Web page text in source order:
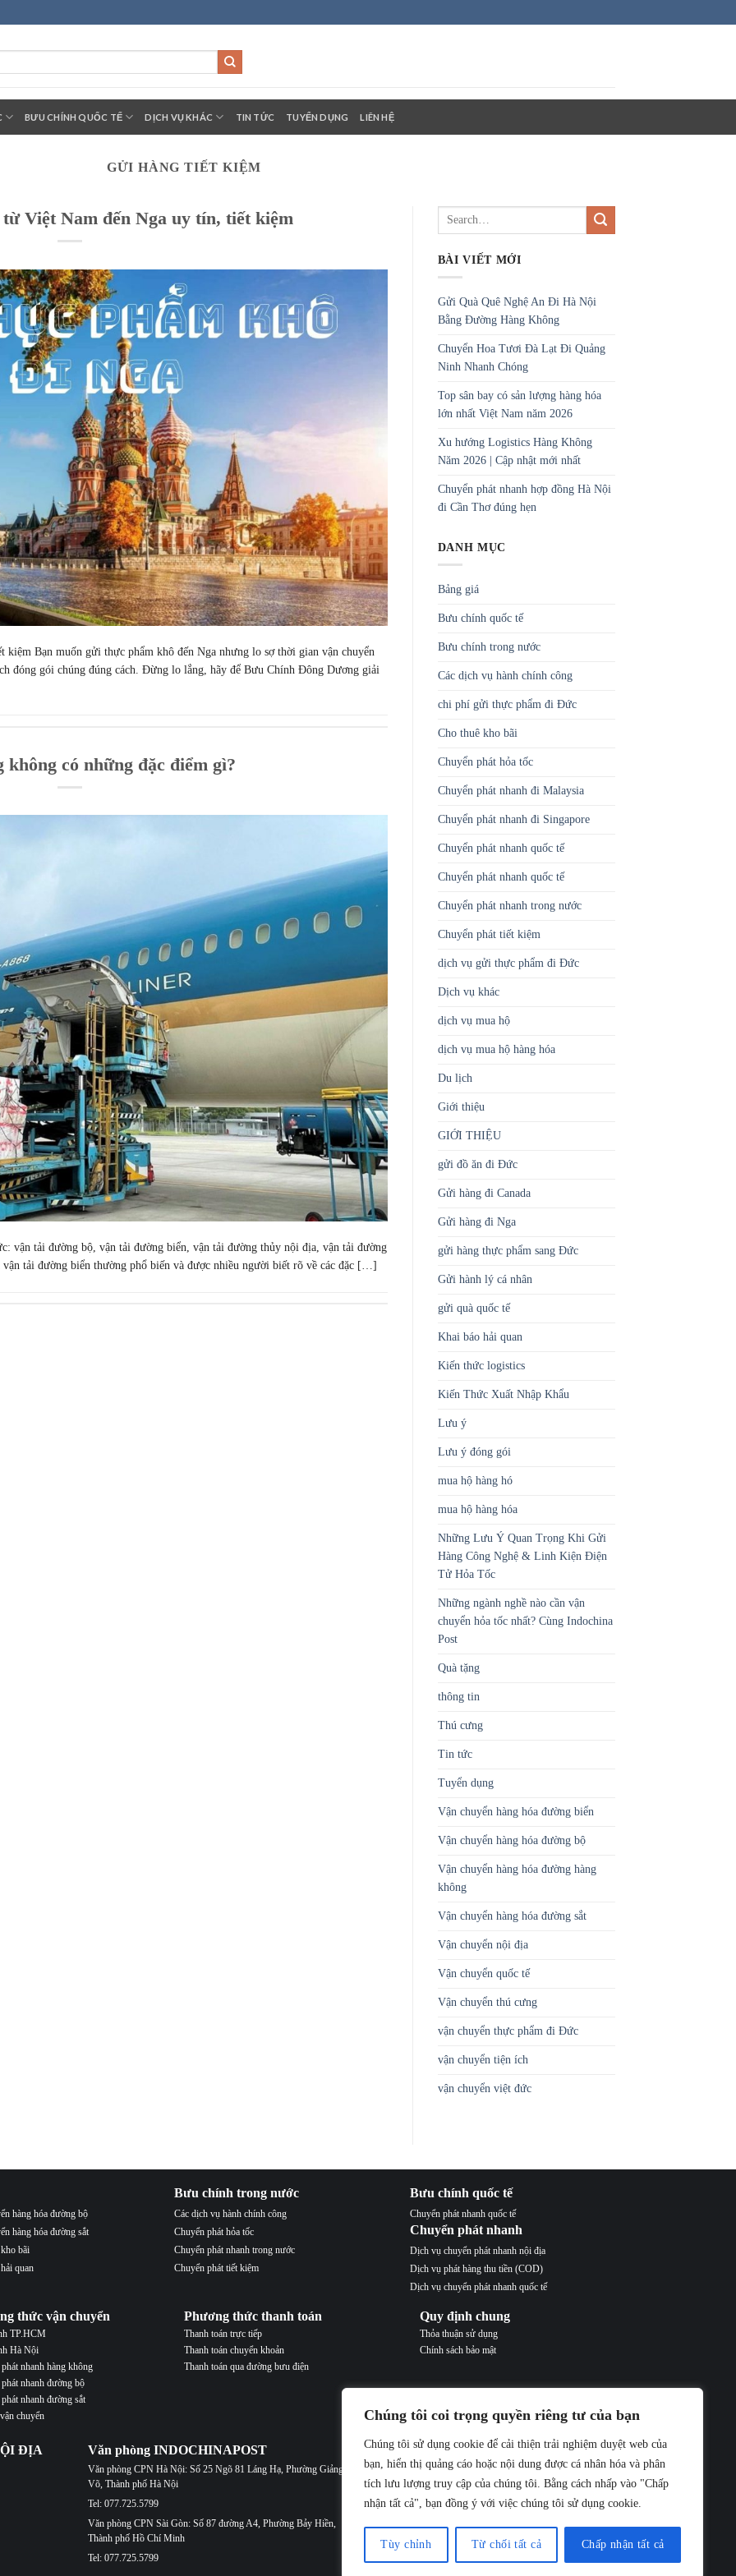
Chúng tôi coi trọng quyền riêng tư của bạn
Chúng tôi sử dụng cookie để cải thiện trải nghiệm duyệt web của
bạn, hiển thị quảng cáo hoặc nội dung được cá nhân hóa và phân
tích lưu lượng truy cập của chúng tôi. Bằng cách nhấp vào "Chấp
nhận tất cả", bạn đồng ý với việc chúng tôi sử dụng cookie.
Tùy chỉnh Từ chối tất cả Chấp nhận tất cả
BƯU CHÍNH QUỐC TẾ DỊCH VỤ KHÁC TIN TỨC TUYỂN DỤNG LIÊN HỆ
GỬI HÀNG TIẾT KIỆM
Việt Nam đến Nga uy tín, tiết kiệm
Bạn muốn gửi thực phẩm khô đến Nga nhưng lo sợ thời gian vận chuyển
đóng gói chúng đúng cách. Đừng lo lắng, hãy để Bưu Chính Đông Dương giải
không có những đặc điểm gì?
vận tải đường bộ, vận tải đường biển, vận tải đường thủy nội địa, vận tải đường
tải đường biển thường phổ biến và được nhiều người biết rõ về các đặc […]
BÀI VIẾT MỚI
Gửi Quà Quê Nghệ An Đi Hà Nội
Bằng Đường Hàng Không
Chuyển Hoa Tươi Đà Lạt Đi Quảng
Ninh Nhanh Chóng
Top sân bay có sản lượng hàng hóa
lớn nhất Việt Nam năm 2026
Xu hướng Logistics Hàng Không
Năm 2026 | Cập nhật mới nhất
Chuyển phát nhanh hợp đồng Hà Nội
đi Cần Thơ đúng hẹn
DANH MỤC
Bảng giá
Bưu chính quốc tế
Bưu chính trong nước
Các dịch vụ hành chính công
chi phí gửi thực phẩm đi Đức
Cho thuê kho bãi
Chuyển phát hỏa tốc
Chuyển phát nhanh đi Malaysia
Chuyển phát nhanh đi Singapore
Chuyển phát nhanh quốc tế
Chuyển phát nhanh quốc tế
Chuyển phát nhanh trong nước
Chuyển phát tiết kiệm
dịch vụ gửi thực phẩm đi Đức
Dịch vụ khác
dịch vụ mua hộ
dịch vụ mua hộ hàng hóa
Du lịch
Giới thiệu
GIỚI THIỆU
gửi đồ ăn đi Đức
Gửi hàng đi Canada
Gửi hàng đi Nga
gửi hàng thực phẩm sang Đức
Gửi hành lý cá nhân
gửi quà quốc tế
Khai báo hải quan
Kiến thức logistics
Kiến Thức Xuất Nhập Khẩu
Lưu ý
Lưu ý đóng gói
mua hộ hàng hó
mua hộ hàng hóa
Những Lưu Ý Quan Trọng Khi Gửi
Hàng Công Nghệ & Linh Kiện Điện
Tử Hỏa Tốc
Những ngành nghề nào cần vận
chuyển hỏa tốc nhất? Cùng Indochina
Post
Quà tặng
thông tin
Thú cưng
Tin tức
Tuyển dụng
Vận chuyển hàng hóa đường biển
Vận chuyển hàng hóa đường bộ
Vận chuyển hàng hóa đường hàng
không
Vận chuyển hàng hóa đường sắt
Vận chuyển nội địa
Vận chuyển quốc tế
Vận chuyển thú cưng
vận chuyển thực phẩm đi Đức
vận chuyển tiện ích
vận chuyển việt đức
hàng hóa đường bộ
hàng hóa đường sắt
bãi
quan
Bưu chính trong nước
Các dịch vụ hành chính công
Chuyển phát hỏa tốc
Chuyển phát nhanh trong nước
Chuyển phát tiết kiệm
Bưu chính quốc tế
Chuyển phát nhanh quốc tế
Chuyển phát nhanh
Dịch vụ chuyển phát nhanh nội địa
Dịch vụ phát hàng thu tiền (COD)
Dịch vụ chuyển phát nhanh quốc tế
thức vận chuyển
TP.HCM
Hà Nội
nhanh hàng không
nhanh đường bộ
nhanh đường sắt
chuyển
Phương thức thanh toán
Thanh toán trực tiếp
Thanh toán chuyển khoản
Thanh toán qua đường bưu điện
Quy định chung
Thỏa thuận sử dụng
Chính sách bảo mật
ĐỊA
Văn phòng INDOCHINAPOST
Văn phòng CPN Hà Nội: Số 25 Ngõ 81 Láng Hạ, Phường Giảng
Võ, Thành phố Hà Nội
Tel: 077.725.5799
Văn phòng CPN Sài Gòn: Số 87 đường A4, Phường Bảy Hiền,
Thành phố Hồ Chí Minh
Tel: 077.725.5799
Hỗ trợ trực tuyến
Hỗ trợ Hà Nội: contact@buuchinhdongduong.com
Hỗ trợ HCM: contact@buuchinhdongduong.com
Hình thức thanh toán
Thanh toán online qua thẻ Ngân Hàng
Thanh toán tại Văn Phòng